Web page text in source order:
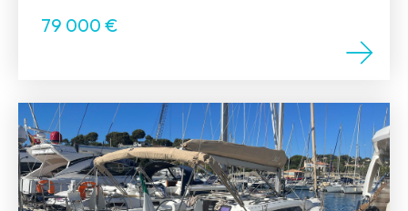
79 000 €